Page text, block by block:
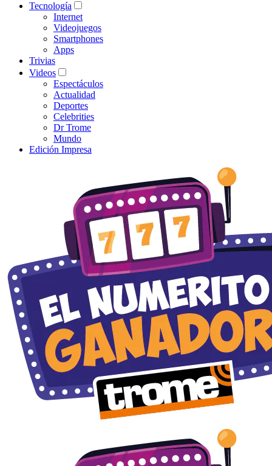
Tecnología
Internet
Videojuegos
Smartphones
Apps
Trivias
Videos
Espectáculos
Actualidad
Deportes
Celebrities
Dr Trome
Mundo
Edición Impresa